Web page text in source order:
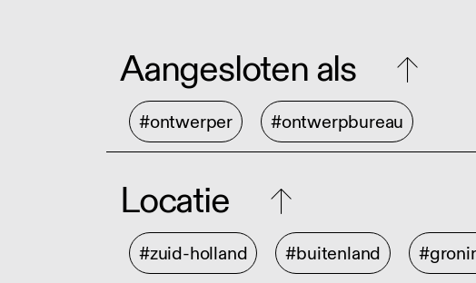
Aangesloten als
#ontwerper #ontwerpbureau
Locatie
#zuid-holland #buitenland